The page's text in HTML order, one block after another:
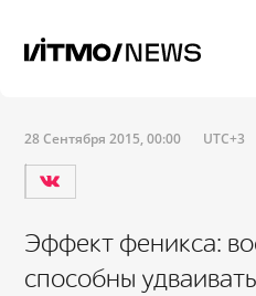
28 Сентября 2015, 00:00 UTC+3
Эффект феникса:
способны